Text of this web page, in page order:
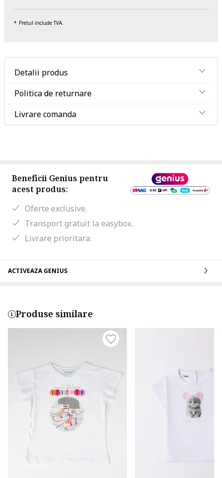
Pretul include TVA.
Detalii produs
Politica de returnare
Livrare comanda
Beneficii Genius pentru
acest produs:
Oferte exclusive.
Transport gratuit la easybox.
Livrare prioritara.
ACTIVEAZA GENIUS
Produse similare